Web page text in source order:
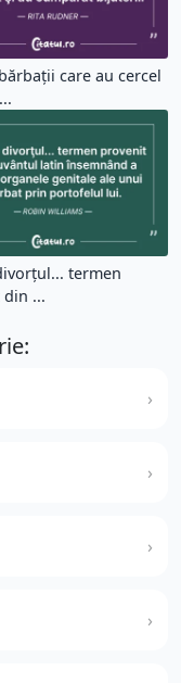
care au cercel
termen
...